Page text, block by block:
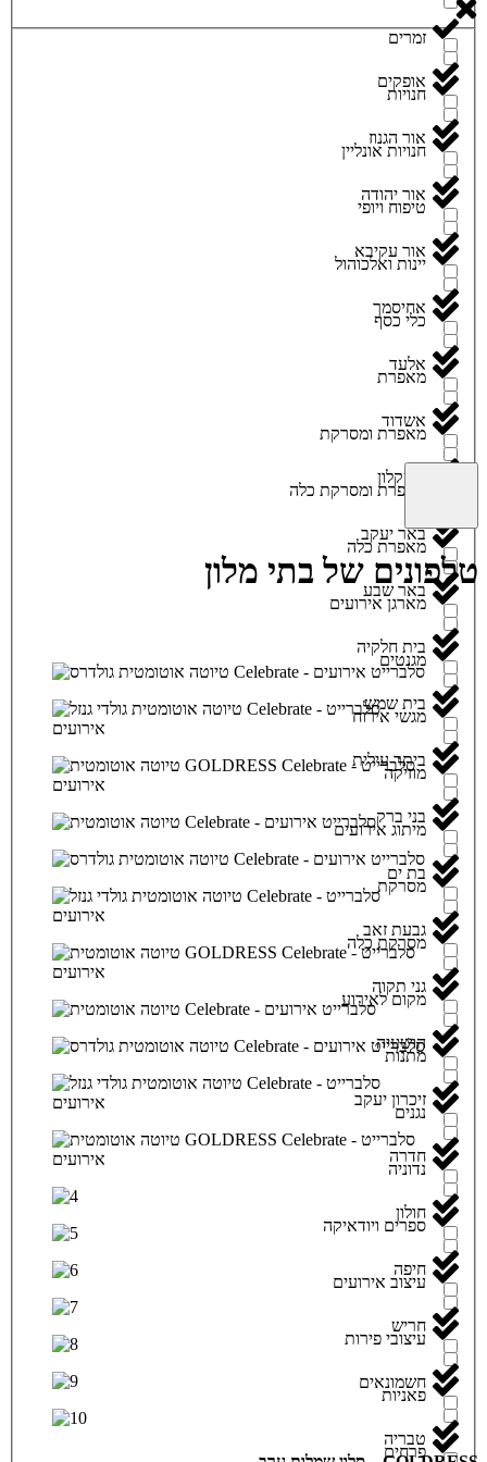
זמרים
חנויות
חנויות אונליין
טיפוח ויופי
יינות ואלכוהול
כלי כסף
מאפרת
מאפרת ומסרקת
מאפרת ומסרקת כלה
מאפרת כלה
מארגן אירועים
מגנטים
מגשי אירוח
מוזיקה
מיתוג אירועים
מסרקת
מסרקת כלה
מקום לאירוע
מתנות
נגנים
נדוניה
ספרים ויודאיקה
עיצוב אירועים
עיצובי פירות
פאניות
פרחים
אופקים
אור הגנוז
אור יהודה
אור עקיבא
אחיסמך
אלעד
אשדוד
אשקלון
באר יעקב
באר שבע
בית חלקיה
בית שמש
ביתר עילית
בני ברק
בת ים
גבעת זאב
גני תקוה
הושעיה
זיכרון יעקב
חדרה
חולון
חיפה
חריש
חשמונאים
טבריה
טלפונים של בתי מלון